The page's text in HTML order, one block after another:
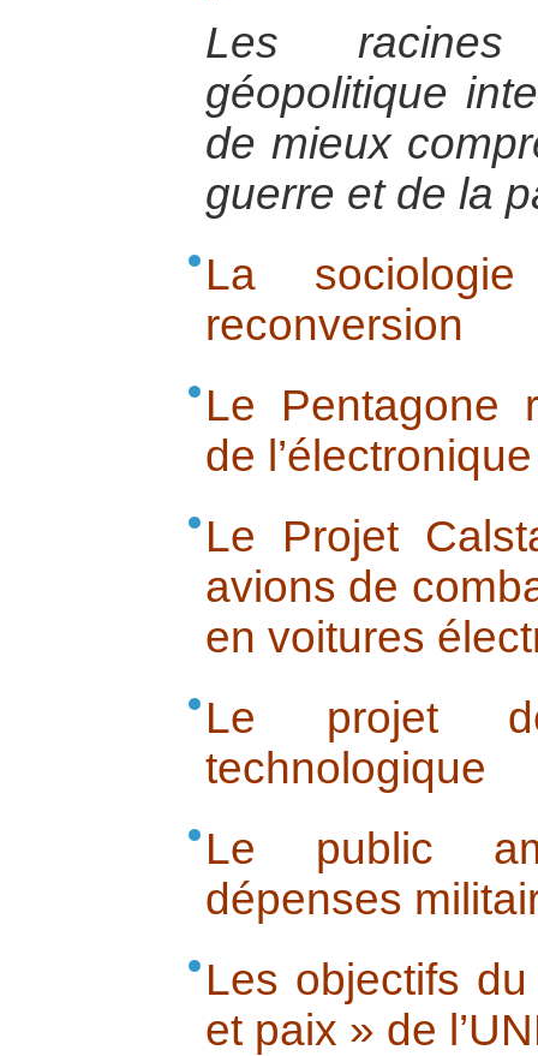
Les racines
géopolitique
de mieux
guerre et de la
La
reconversion
Le Pentagone
de l’électronique
Le Projet
avions de
en voitures
Le projet de
technologique
Le public
dépenses
Les objectifs
et paix » de